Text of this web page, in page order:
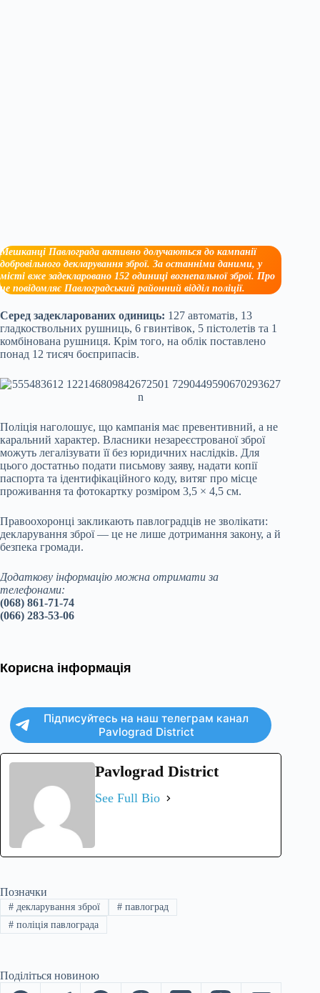
Мешканці Павлограда активно долучаються до кампанії
добровільного декларування зброї. За останніми даними, у
місті вже задекларовано 152 одиниці вогнепальної зброї. Про
це повідомляє Павлоградський районний відділ поліції.
Серед задекларованих одиниць: 127 автоматів, 13
гладкоствольних рушниць, 6 гвинтівок, 5 пістолетів та 1
комбінована рушниця. Крім того, на облік поставлено
понад 12 тисяч боєприпасів.
Поліція наголошує, що кампанія має превентивний, а не
каральний характер. Власники незареєстрованої зброї
можуть легалізувати її без юридичних наслідків. Для
цього достатньо подати письмову заяву, надати копії
паспорта та ідентифікаційного коду, витяг про місце
проживання та фотокартку розміром 3,5 × 4,5 см.
Правоохоронці закликають павлоградців не зволікати:
декларування зброї — це не лише дотримання закону, а й
безпека громади.
Додаткову інформацію можна отримати за
телефонами:
(068) 861-71-74
(066) 283-53-06
Корисна інформація
Підписуйтесь на наш телеграм канал
Pavlograd District
Pavlograd District
See Full Bio
Позначки
#декларування зброї #павлоград
#поліція павлограда
Поділіться новиною